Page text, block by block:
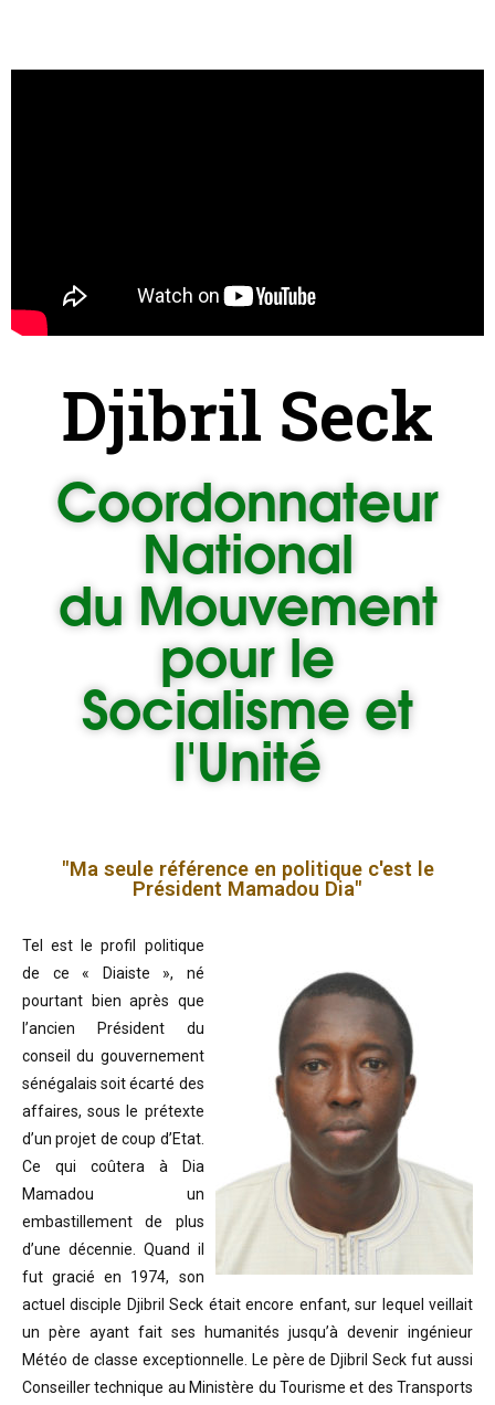
Djibril Seck
Coordonnateur
National
du Mouvement
pour le
Socialisme et
l'Unité
"Ma seule référence en politique c'est le
Président Mamadou Dia"
Tel est le profil politique
de ce « Diaiste », né
pourtant bien après que
l’ancien Président du
conseil du gouvernement
sénégalais soit écarté des
affaires, sous le prétexte
d’un projet de coup d’Etat.
Ce qui coûtera à Dia
Mamadou un
embastillement de plus
d’une décennie. Quand il
fut gracié en 1974, son
actuel disciple Djibril Seck était encore enfant, sur lequel veillait
un père ayant fait ses humanités jusqu’à devenir ingénieur
Météo de classe exceptionnelle. Le père de Djibril Seck fut aussi
Conseiller technique au Ministère du Tourisme et des Transports